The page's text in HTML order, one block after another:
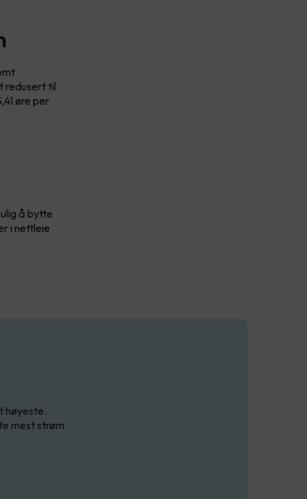
redusert til
øre per
å bytte
i nettleie
høyeste.
mest strøm